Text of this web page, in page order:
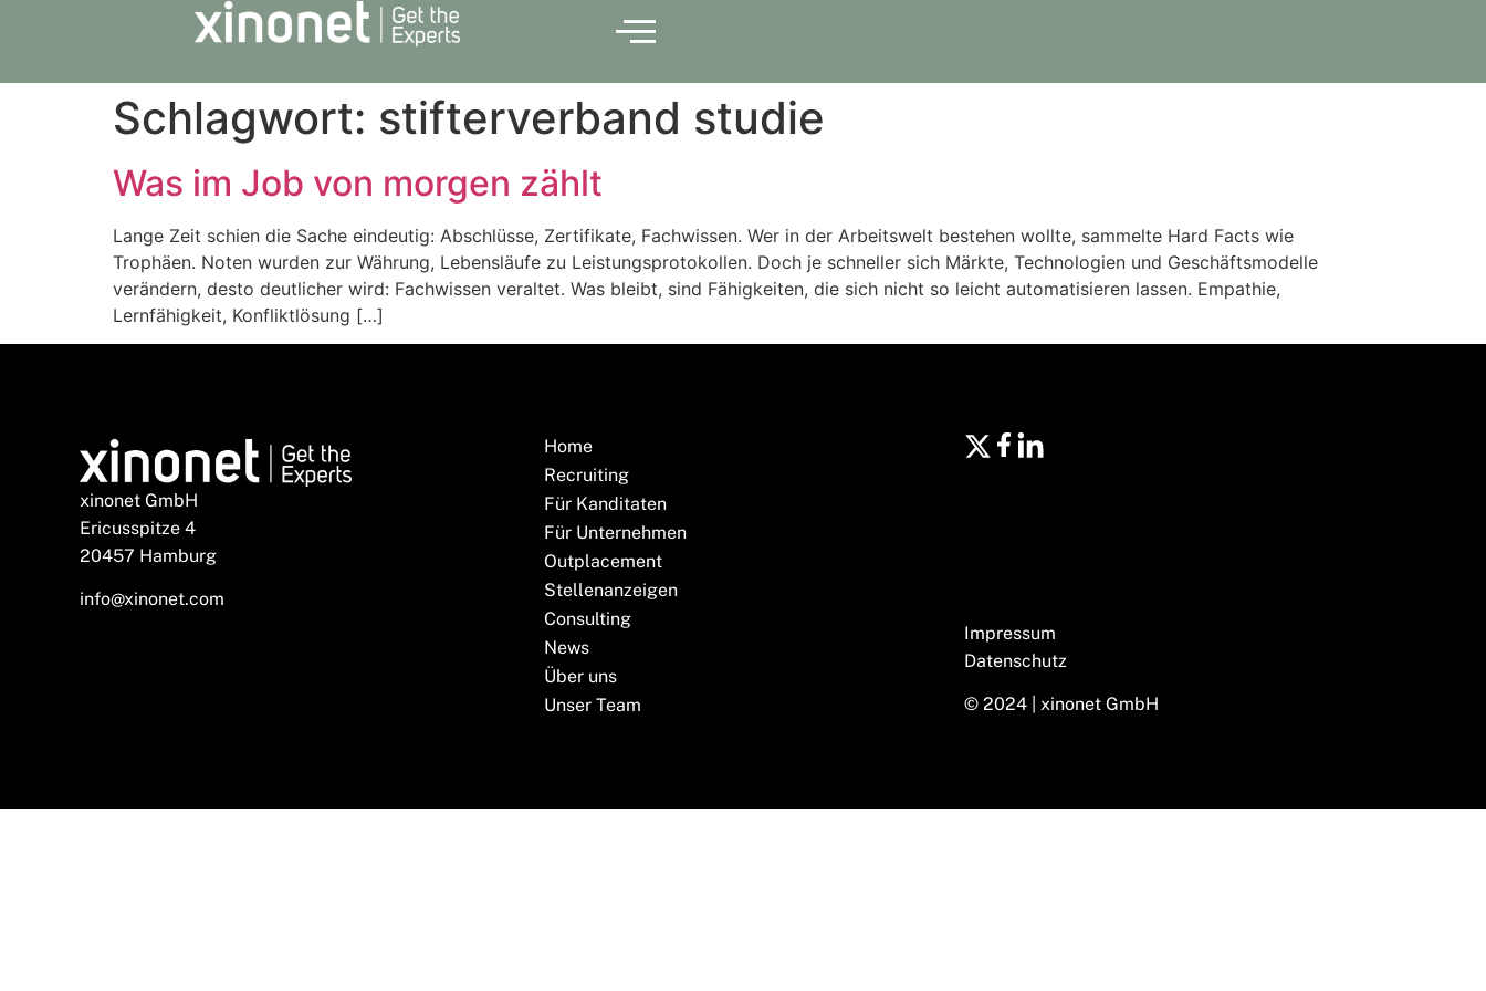
Schlagwort: stifterverband studie
Was im Job von morgen zählt
Lange Zeit schien die Sache eindeutig: Abschlüsse, Zertifikate, Fachwissen. Wer in der Arbeitswelt bestehen wollte, sammelte Hard Facts wie
Trophäen. Noten wurden zur Währung, Lebensläufe zu Leistungsprotokollen. Doch je schneller sich Märkte, Technologien und Geschäftsmodelle
verändern, desto deutlicher wird: Fachwissen veraltet. Was bleibt, sind Fähigkeiten, die sich nicht so leicht automatisieren lassen. Empathie,
Lernfähigkeit, Konfliktlösung […]
xinonet GmbH
Ericusspitze 4
20457 Hamburg
info@xinonet.com
Home
Recruiting
Für Kanditaten
Für Unternehmen
Outplacement
Stellenanzeigen
Consulting
News
Über uns
Unser Team
Impressum
Datenschutz
© 2024 | xinonet GmbH